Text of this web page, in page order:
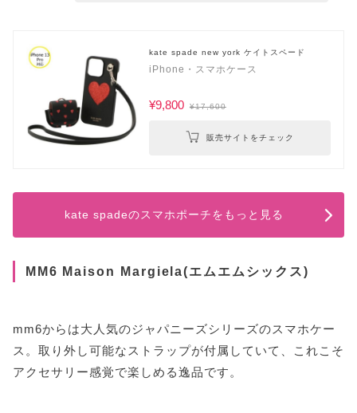
kate spade new york ケイトスペード
iPhone・スマホケース
¥9,800 ¥17,600
販売サイトをチェック
kate spadeのスマホポーチをもっと見る
MM6 Maison Margiela(エムエムシックス)
mm6からは大人気のジャパニーズシリーズのスマホケー
ス。取り外し可能なストラップが付属していて、これこそ
アクセサリー感覚で楽しめる逸品です。